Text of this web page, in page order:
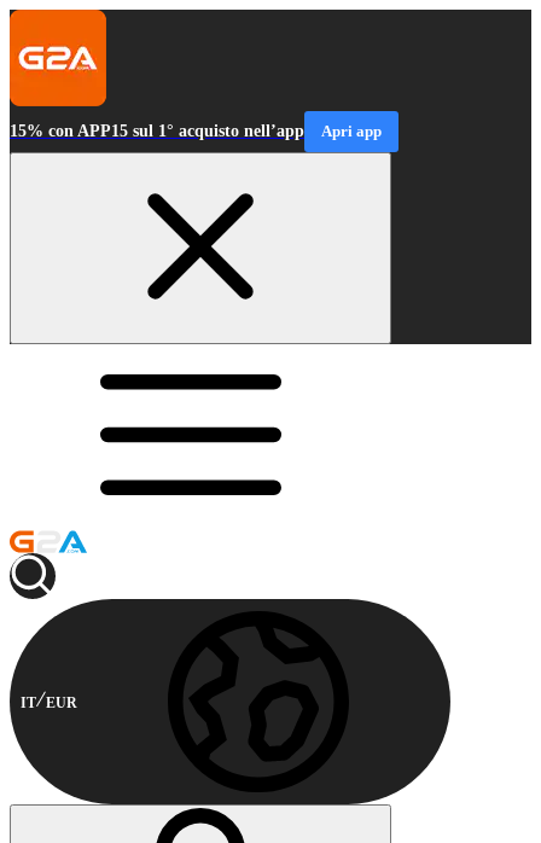
15% con APP15 sul 1° acquisto nell’app Apri app
IT EUR